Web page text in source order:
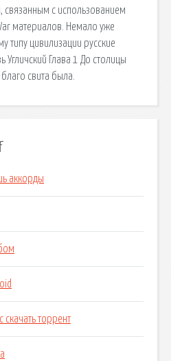
с использованием
материалов. Немало уже
типу цивилизации русские
Глава 1 До столицы
свита была.
аккорды
скачать торрент